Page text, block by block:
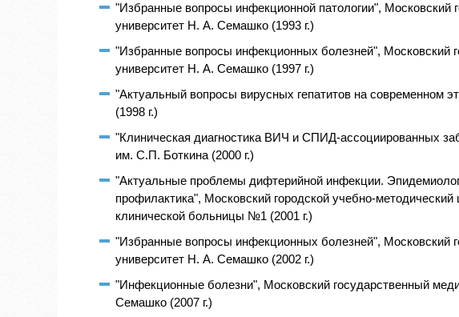
"Избранные вопросы инфекционной патологии", Московский
университет Н. А. Семашко (1993 г.)
"Избранные вопросы инфекционных болезней", Московский
университет Н. А. Семашко (1997 г.)
"Актуальный вопросы вирусных гепатитов на современном
(1998 г.)
"Клиническая диагностика ВИЧ и СПИД-ассоциированных
им. С.П. Боткина (2000 г.)
"Актуальные проблемы дифтерийной инфекции.
профилактика", Московский городской учебно-
клинической больницы №1 (2001 г.)
"Избранные вопросы инфекционных болезней", Московский
университет Н. А. Семашко (2002 г.)
"Инфекционные болезни", Московский государственный
Семашко (2007 г.)